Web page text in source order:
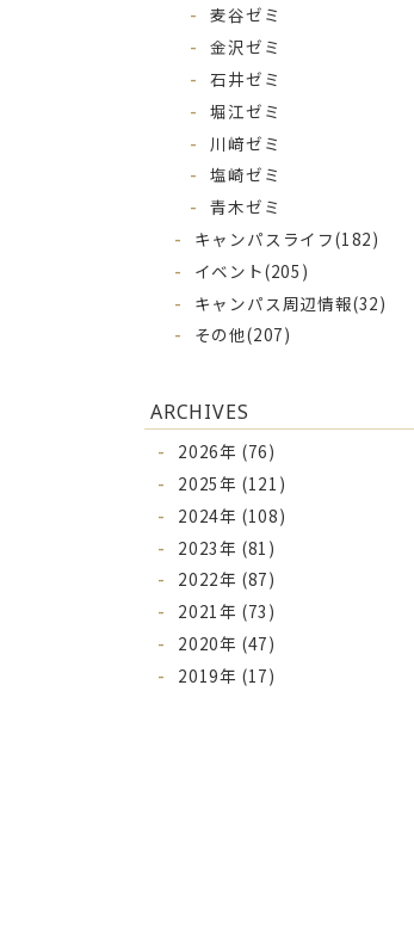
麦谷ゼミ
金沢ゼミ
石井ゼミ
堀江ゼミ
川﨑ゼミ
塩崎ゼミ
青木ゼミ
キャンパスライフ(182)
イベント(205)
キャンパス周辺情報(32)
その他(207)
ARCHIVES
2026年 (76)
2025年 (121)
2024年 (108)
2023年 (81)
2022年 (87)
2021年 (73)
2020年 (47)
2019年 (17)